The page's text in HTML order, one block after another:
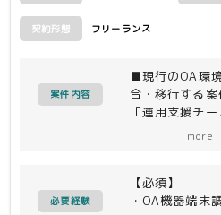
リ
Backup Exec,
ミドルウェア:
OS: Windows
6.5
サーバ: Dell
契約形態 フリーランス
案件内容
■現行のOA環
合・移行する
「運用支援チ
-非定型運用
等のタスクを
more
必要経験
【必須】
・OA機器端末